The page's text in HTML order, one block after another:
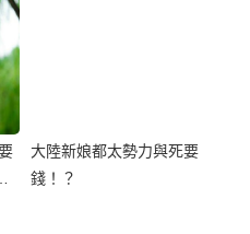
大陸新娘都太勢力與死要
錢！？